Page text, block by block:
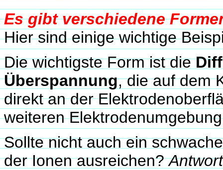
Es gibt verschiedene
Hier sind einige wichtige
Die wichtigste Form ist die
Überspannung, die auf dem
direkt an der
weiteren
Sollte nicht auch ein
der Ionen ausreichen?